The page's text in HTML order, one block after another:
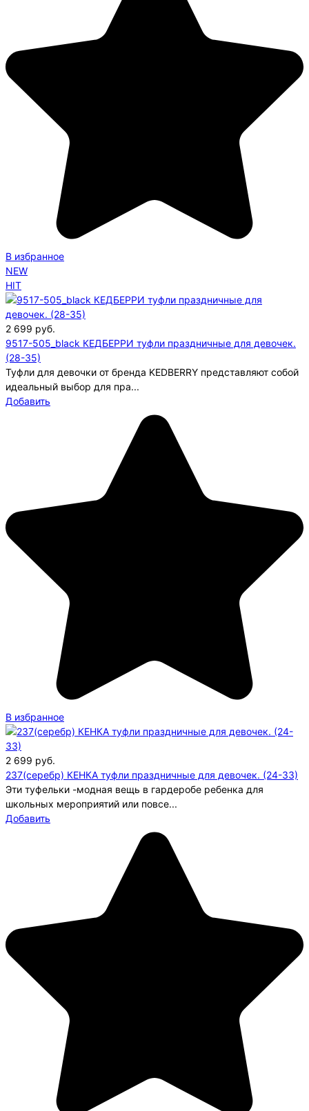
В избранное
NEW
HIT
2 699 руб.
9517-505_black КЕДБЕРРИ туфли праздничные для девочек.
(28-35)
Туфли для девочки от бренда KEDBERRY представляют собой
идеальный выбор для пра...
Добавить
В избранное
2 699 руб.
237(серебр) КЕНКА туфли праздничные для девочек. (24-33)
Эти туфельки -модная вещь в гардеробе ребенка для
школьных мероприятий или повсе...
Добавить